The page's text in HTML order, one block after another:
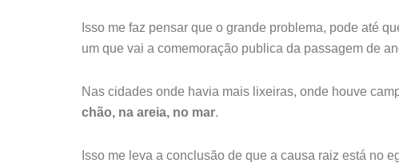
Isso me faz pensar que o grande problema, pode até
um que vai a comemoração publica da passagem de
Nas cidades onde havia mais lixeiras, onde houve
chão, na areia, no mar.
Isso me leva a conclusão de que a causa raiz está no